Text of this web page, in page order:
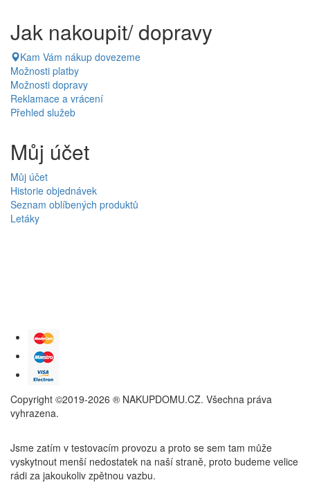
Jak nakoupit/ dopravy
Kam Vám nákup dovezeme
Možnosti platby
Možnosti dopravy
Reklamace a vrácení
Přehled služeb
Můj účet
Můj účet
Historie objednávek
Seznam oblíbených produktů
Letáky
Copyright ©2019-2026 ® NAKUPDOMU.CZ. Všechna práva
vyhrazena.
Jsme zatím v testovacím provozu a proto se sem tam může
vyskytnout menší nedostatek na naší straně, proto budeme velice
rádi za jakoukoliv zpětnou vazbu.